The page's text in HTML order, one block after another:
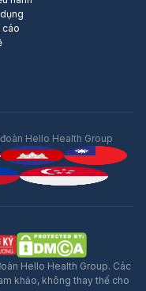
cáo
Hello Health Group
Hello Health Group. Các
khảo, không thay thế cho